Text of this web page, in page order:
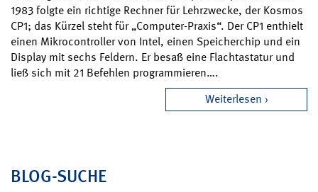
1983 folgte ein richtige Rechner für Lehrzwecke, der Kosmos
CP1; das Kürzel steht für „Computer-Praxis“. Der CP1 enthielt
einen Mikrocontroller von Intel, einen Speicherchip und ein
Display mit sechs Feldern. Er besaß eine Flachtastatur und
ließ sich mit 21 Befehlen programmieren….
Weiterlesen
BLOG-SUCHE